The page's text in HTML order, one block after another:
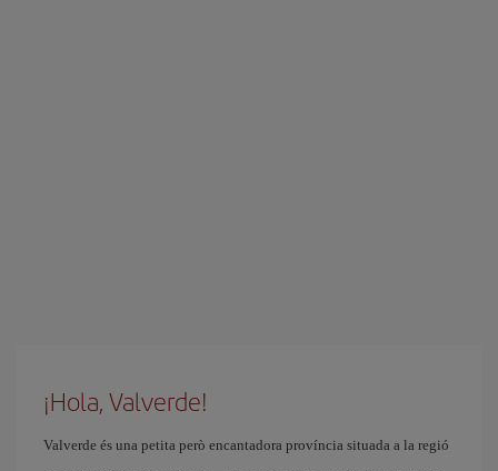
¡Hola, Valverde!
Valverde és una petita però encantadora província situada a la regió